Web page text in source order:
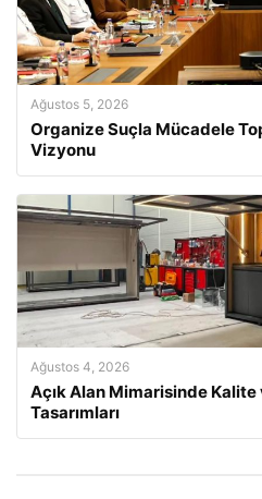
Ağustos 5, 2026
Organize Suçla Mücadele
Vizyonu
Ağustos 4, 2026
Açık Alan Mimarisinde
Tasarımları